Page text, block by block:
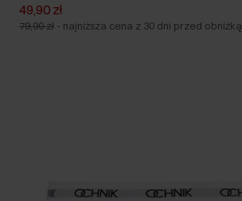
49,90 zł
79,90 zł - najniższa cena z 30 dni przed obniżką